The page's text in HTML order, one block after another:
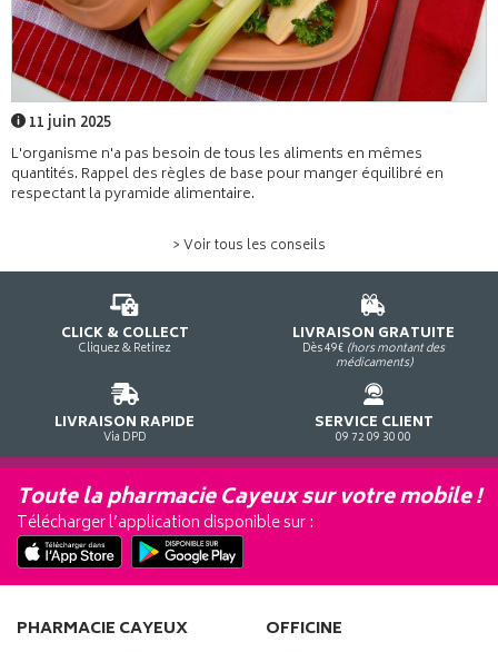
11 juin 2025
L'organisme n'a pas besoin de tous les aliments en mêmes
quantités. Rappel des règles de base pour manger équilibré en
respectant la pyramide alimentaire.
> Voir tous les conseils
CLICK & COLLECT
Cliquez & Retirez
LIVRAISON GRATUITE
Dès 49€ (hors montant des
médicaments)
LIVRAISON RAPIDE
Via DPD
SERVICE CLIENT
09 72 09 30 00
Toute la pharmacie Cayeux sur votre mobile !
Télécharger l’application disponible sur :
PHARMACIE CAYEUX OFFICINE